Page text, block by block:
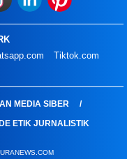
Tiktok.com
MEDIA SIBER
ETIK JURNALISTIK